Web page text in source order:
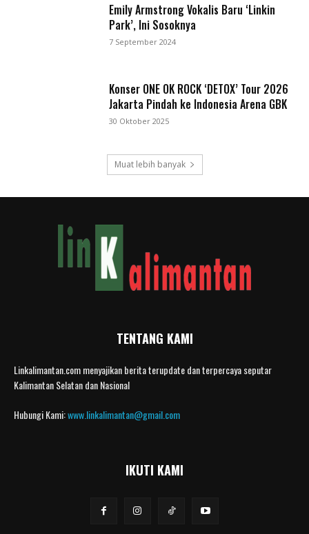
Emily Armstrong Vokalis Baru ‘Linkin
Park’, Ini Sosoknya
7 September 2024
Konser ONE OK ROCK ‘DETOX’ Tour 2026
Jakarta Pindah ke Indonesia Arena GBK
30 Oktober 2025
Muat lebih banyak
TENTANG KAMI
Linkalimantan.com menyajikan berita terupdate dan terpercaya seputar
Kalimantan Selatan dan Nasional
Hubungi Kami:www.linkalimantan@gmail.com
IKUTI KAMI